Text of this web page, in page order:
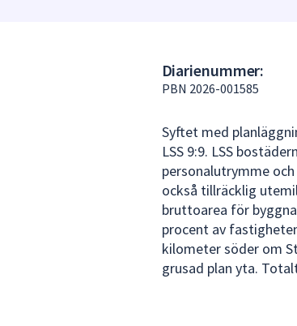
Använd
att
navigera
mellan
och
enter
för
att
Diarienummer:
PBN 2026-001585
Syftet med
LSS 9:9. LSS
personalutrymme
också tillräcklig
bruttoarea för
procent av
kilometer söder om
grusad plan yta.